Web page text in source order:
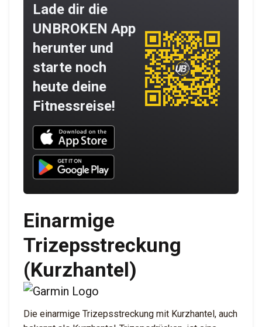
Lade dir die
UNBROKEN App
herunter und
starte noch
heute deine
Fitnessreise!
Download UNBROKEN on the App Store
Download UNBROKEN on Google Play
Einarmige
Trizepsstreckung
(Kurzhantel)
Die einarmige Trizepsstreckung mit Kurzhantel, auch